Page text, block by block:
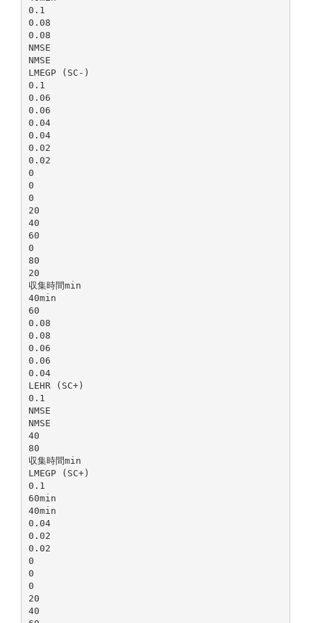
0.1
0.08
0.08
NMSE
NMSE
LMEGP (SC-)
0.1
0.06
0.06
0.04
0.04
0.02
0.02
0
0
0
20
40
60
0
80
20
収集時間min
40min
60
0.08
0.08
0.06
0.06
0.04
LEHR (SC+)
0.1
NMSE
NMSE
40
80
収集時間min
LMEGP (SC+)
0.1
60min
40min
0.04
0.02
0.02
0
0
0
20
40